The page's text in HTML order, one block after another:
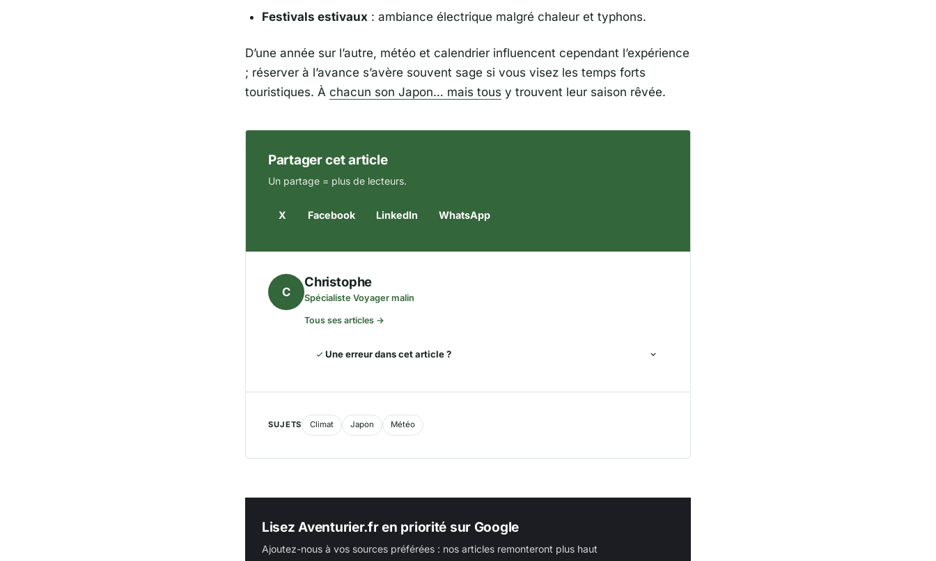
Festivals estivaux : ambiance électrique malgré chaleur et typhons.
D’une année sur l’autre, météo et calendrier influencent cependant l’expérience
; réserver à l’avance s’avère souvent sage si vous visez les temps forts
touristiques. À chacun son Japon… mais tous y trouvent leur saison rêvée.
Partager cet article
Un partage = plus de lecteurs.
X Facebook LinkedIn WhatsApp
C
Christophe
Spécialiste Voyager malin
Tous ses articles →
Une erreur dans cet article ?
SUJETS Climat Japon Météo
Lisez Aventurier.fr en priorité sur Google
Ajoutez-nous à vos sources préférées : nos articles remonteront plus haut